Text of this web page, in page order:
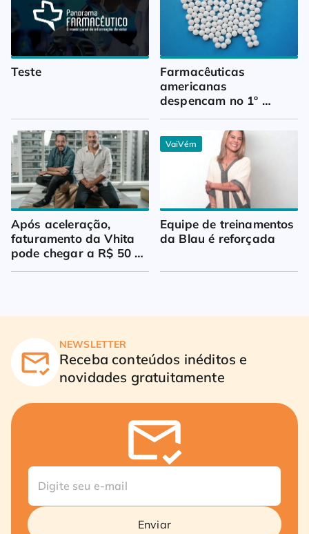
Teste
Farmacêuticas
americanas
despencam no 1º
Após aceleração,
faturamento da Vhita
pode chegar a R$ 50
VaiVém
Equipe de treinamentos
da Blau é reforçada
NEWSLETTER
Receba conteúdos inéditos e
novidades gratuitamente
Enviar